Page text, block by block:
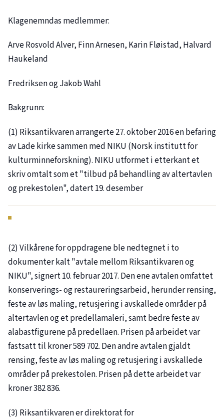
Klagenemndas medlemmer:
Arve Rosvold Alver, Finn Arnesen, Karin Fløistad, Halvard
Haukeland
Fredriksen og Jakob Wahl
Bakgrunn:
(1) Riksantikvaren arrangerte 27. oktober 2016 en befaring
av Lade kirke sammen med NIKU (Norsk institutt for
kulturminneforskning). NIKU utformet i etterkant et
skriv omtalt som et "tilbud på behandling av altertavlen
og prekestolen", datert 19. desember
(2) Vilkårene for oppdragene ble nedtegnet i to
dokumenter kalt "avtale mellom Riksantikvaren og
NIKU", signert 10. februar 2017. Den ene avtalen omfattet
konserverings- og restaureringsarbeid, herunder rensing,
feste av løs maling, retusjering i avskallede områder på
altertavlen og et predellamaleri, samt bedre feste av
alabastfigurene på predellaen. Prisen på arbeidet var
fastsatt til kroner 589 702. Den andre avtalen gjaldt
rensing, feste av løs maling og retusjering i avskallede
områder på prekestolen. Prisen på dette arbeidet var
kroner 382 836.
(3) Riksantikvaren er direktorat for